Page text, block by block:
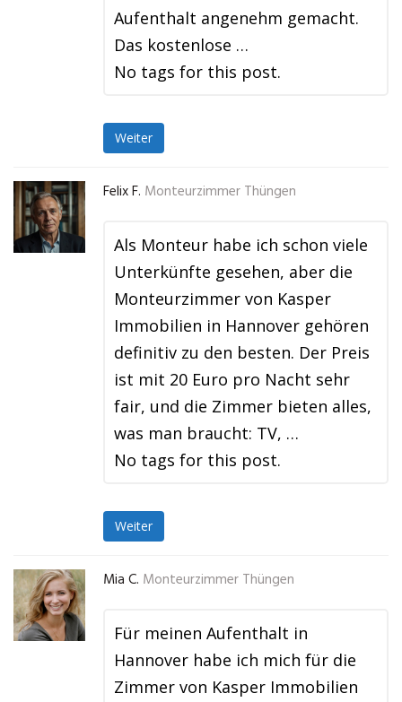
Aufenthalt angenehm gemacht.
Das kostenlose …
No tags for this post.
Weiter
Felix F. Monteurzimmer Thüngen
Als Monteur habe ich schon viele
Unterkünfte gesehen, aber die
Monteurzimmer von Kasper
Immobilien in Hannover gehören
definitiv zu den besten. Der Preis
ist mit 20 Euro pro Nacht sehr
fair, und die Zimmer bieten alles,
was man braucht: TV, …
No tags for this post.
Weiter
Mia C. Monteurzimmer Thüngen
Für meinen Aufenthalt in
Hannover habe ich mich für die
Zimmer von Kasper Immobilien